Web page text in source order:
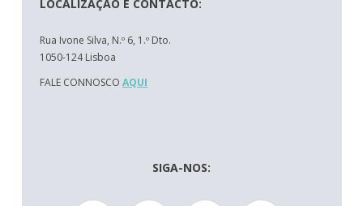
LOCALIZAÇÃO E CONTACTO:
Rua Ivone Silva, N.º 6, 1.º Dto.
1050-124 Lisboa
FALE CONNOSCO AQUI
SIGA-NOS: